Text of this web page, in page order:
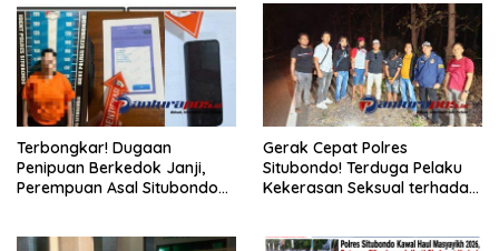
Terbongkar! Dugaan
Penipuan Berkedok Janji,
Perempuan Asal Situbondo
Gerak Cepat Polres
Situbondo! Terduga Pelaku
Kekerasan Seksual terhadap